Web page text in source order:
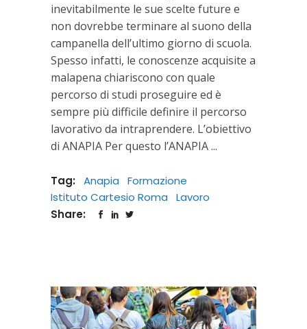
inevitabilmente le sue scelte future e
non dovrebbe terminare al suono della
campanella dell’ultimo giorno di scuola.
Spesso infatti, le conoscenze acquisite a
malapena chiariscono con quale
percorso di studi proseguire ed è
sempre più difficile definire il percorso
lavorativo da intraprendere. L’obiettivo
di ANAPIA Per questo l’ANAPIA
Tag: Anapia
Formazione
Istituto Cartesio Roma
Lavoro
Share: